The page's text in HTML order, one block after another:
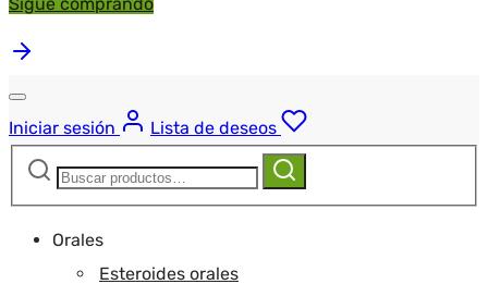
Iniciar sesión
Lista de deseos
Buscar:
Buscar
Orales
Esteroides orales